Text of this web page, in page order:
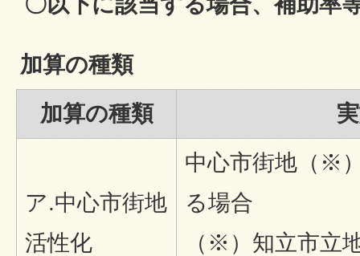
加算の種類
加算の種類
ア.中心市街地
活性化
中心市街地（※
る場合
（※）知立市立